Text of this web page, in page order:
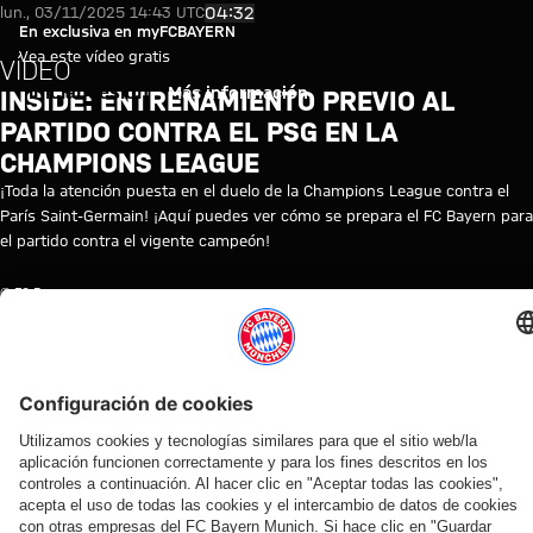
Vídeo: Inside: Entrenamiento
Reproducir vídeo
En exclusiva en myFCBAYERN
Vea este vídeo gratis
Iniciar sesión Más información
lun., 03/11/2025 14:43 UTC04:32
VÍDEO
INSIDE: ENTRENAMIENTO PREVIO AL
PARTIDO CONTRA EL PSG EN LA
CHAMPIONS LEAGUE
¡Toda la atención puesta en el duelo de la Champions League contra el
París Saint-Germain! ¡Aquí puedes ver cómo se prepara el FC Bayern para
el partido contra el vigente campeón!
© FC Bayern
TEMAS DE ESTE VÍDEO
BAYERN
DE
EQUIPO
SAINT-
VÍDEOS RELACIONADOS
Vídeo
Entrevista
AUDI
SUMMER
Vídeo
ENTRE
BASTIDORES
Vídeo
AUDI
FOOTBALL
Vídeo
EN
VÍDEO
Vídeo
EN DIFERIDO
Así fue el
Vídeo
EN
DIFERIDO
Vídeo
VÍDEO
ENTRE
Vídeo
VÍDEO
Jonas